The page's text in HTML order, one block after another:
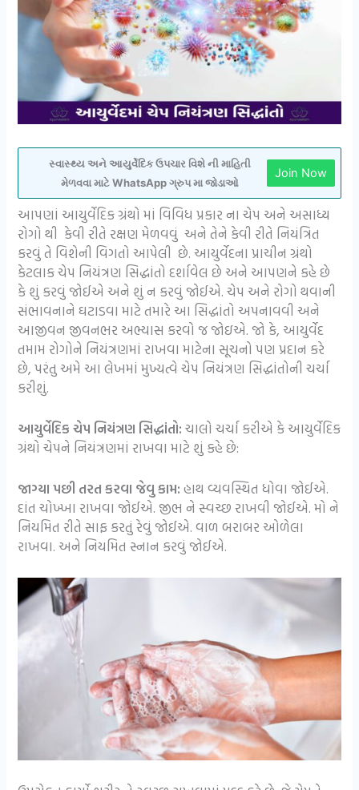
સ્વાસ્થ્ય અને આયુર્વેદિક ઉપચાર વિશે ની માહિતી
મેળવવા માટે WhatsApp ગ્રુપ મા જોડાઓ
Join Now
આપણાં આયુર્વેદિક ગ્રંથો માં વિવિધ પ્રકાર ના ચેપ અને અસાધ્ય
રોગો થી કેવી રીતે રક્ષણ મેળવવું અને તેને કેવી રીતે નિયંત્રિત
કરવું તે વિશેની વિગતો આપેલી છે. આયુર્વેદના પ્રાચીન ગ્રંથો
કેટલાક ચેપ નિયંત્રણ સિદ્ધાંતો દર્શાવેલ છે અને આપણને કહે છે
કે શું કરવું જોઈએ અને શું ન કરવું જોઈએ. ચેપ અને રોગો થવાની
સંભાવનાને ઘટાડવા માટે તમારે આ સિદ્ધાંતો અપનાવવી અને
આજીવન જીવનભર અભ્યાસ કરવો જ જોઇએ. જો કે, આયુર્વેદ
તમામ રોગોને નિયંત્રણમાં રાખવા માટેના સૂચનો પણ પ્રદાન કરે
છે, પરંતુ અમે આ લેખમાં મુખ્યત્વે ચેપ નિયંત્રણ સિદ્ધાંતોની ચર્ચા
કરીશું.
આયુર્વેદિક ચેપ નિયંત્રણ સિદ્ધાંતો:ચાલો ચર્ચા કરીએ કે આયુર્વેદિક
ગ્રંથો ચેપને નિયંત્રણમાં રાખવા માટે શું કહે છે:
જાગ્યા પછી તરત કરવા જેવુ કામ:હાથ વ્યવસ્થિત ધોવા જોઈએ.
દાંત ચોખ્ખા રાખવા જોઈએ. જીભ ને સ્વચ્છ રાખવી જોઈએ. મો ને
નિયમિત રીતે સાફ કરતું રેવું જોઈએ. વાળ બરાબર ઓળેલા
રાખવા. અને નિયમિત સ્નાન કરવું જોઈએ.